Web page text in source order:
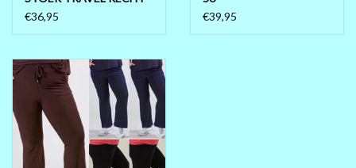
MATEN 46 TOT 58
€36,95
€39,95